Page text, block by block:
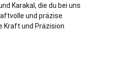
Karakal, die du bei uns
und präzise
Kraft und Präzision